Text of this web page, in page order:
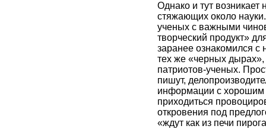
Однако и тут возникает
стяжающих около
ученых с важными
творческий продукт»
заранее ознакомился с
тех же «черных дырах»,
патриотов-ученых.
пишут,
информации с хорошим
приходиться
откровения под
«ждут как из печи